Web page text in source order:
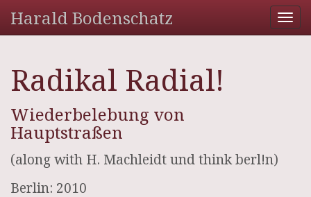
Harald Bodenschatz
Radikal Radial!
Wiederbelebung von
Hauptstraßen
(along with H. Machleidt und think berl!n)
Berlin: 2010